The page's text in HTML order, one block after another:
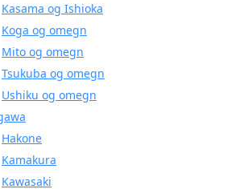
Kasama og Ishioka
Koga og omegn
Mito og omegn
Tsukuba og omegn
Ushiku og omegn
Hakone
Kamakura
Kawasaki